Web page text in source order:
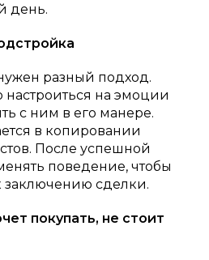
день.
разный подход.
на эмоции
с ним в его манере.
в копировании
После успешной
поведение, чтобы
заключению сделки.
покупать, не стоит